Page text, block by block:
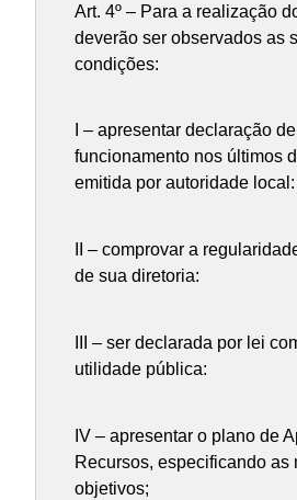
Art. 4º – Para a realização
deverão ser observados as
condições:
I – apresentar declaração
funcionamento nos últimos
emitida por autoridade local:
II – comprovar a
de sua diretoria:
III – ser declarada por lei
utilidade pública:
IV – apresentar o plano de
Recursos, especificando as
objetivos;